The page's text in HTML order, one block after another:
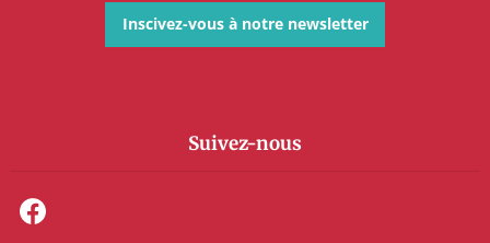
Inscivez-vous à notre newsletter
Suivez-nous